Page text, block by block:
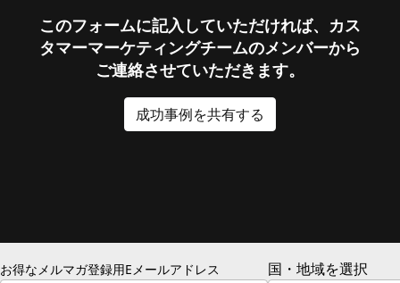
このフォームに記入していただければ、カス
タマーマーケティングチームのメンバーから
ご連絡させていただきます。
成功事例を共有する
お得なメルマガ登録用Eメールアドレス 国・地域を選択